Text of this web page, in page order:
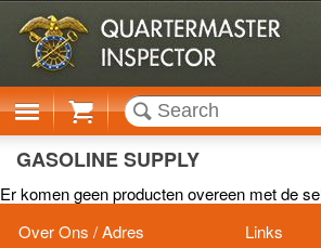
Cart
GASOLINE SUPPLY
Er komen geen producten overeen met de
Over Ons / Adres
Links